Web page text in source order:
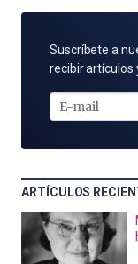
SUSCRÍBETE
POR
MAIL
Suscríbete a
recibir artículos
ARTÍCULOS